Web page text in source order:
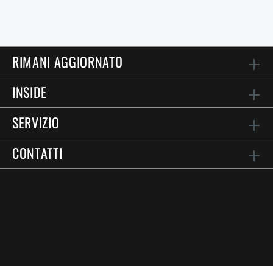
RIMANI AGGIORNATO
INSIDE
SERVIZIO
CONTATTI